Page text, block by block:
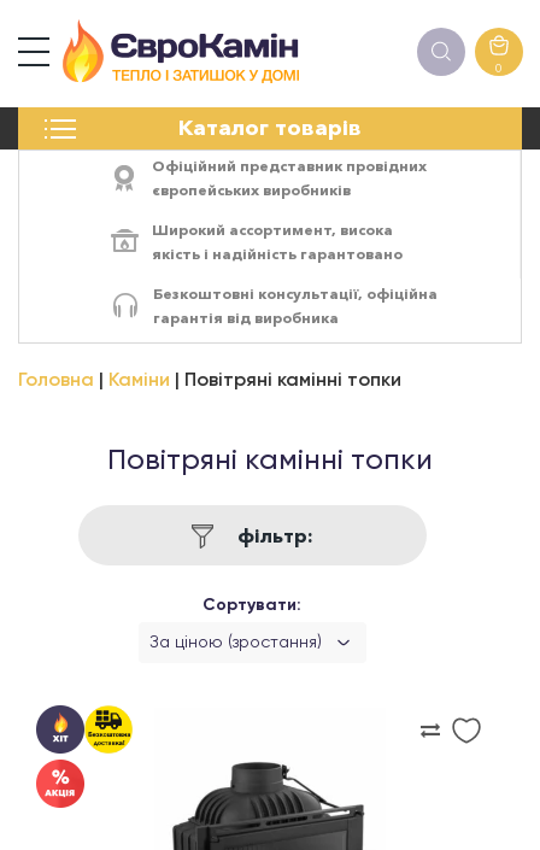
0
Каталог товарів
ПЕЧІ
ЕЛЕКТРОКАМІНИ
АКСЕСУАРИ
Офіційний представник провідних
європейських виробників
Широкий ассортимент, висока
якість і надійність гарантовано
Безкоштовні консультації, офіційна
гарантія від виробника
Головна Каміни Повітряні камінні топки
Повітряні камінні топки
фільтр:
Сортувати:
За ціною (зростання)